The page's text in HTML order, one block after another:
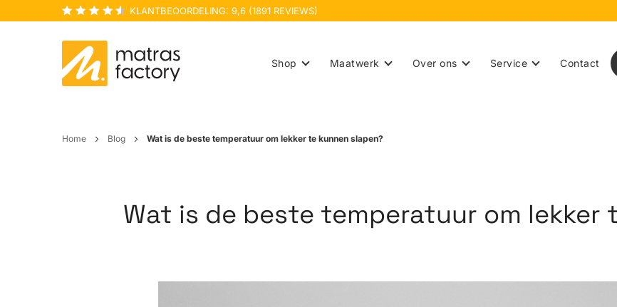
KLANTBEOORDELING: 9,6 (1891 REVIEWS)
Shop Maatwerk Over ons Service Contact
Home Blog Wat is de beste temperatuur om lekker te kunnen slapen?
Wat is de beste temperatuur om lekker